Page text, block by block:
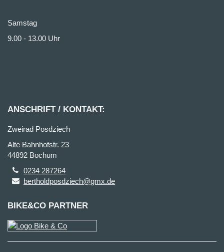
Samstag
9.00 - 13.00 Uhr
ANSCHRIFT / KONTAKT:
Zweirad Posdziech
Alte Bahnhofstr. 23
44892 Bochum
0234 287264
bertholdposdziech@gmx.de
BIKE&CO PARTNER